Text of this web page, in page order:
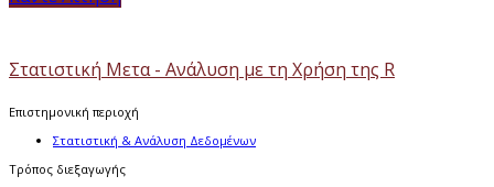
Στατιστική Μετα - Ανάλυση με τη Χρήση της R
Επιστημονική περιοχή
Στατιστική & Ανάλυση Δεδομένων
Τρόπος διεξαγωγής